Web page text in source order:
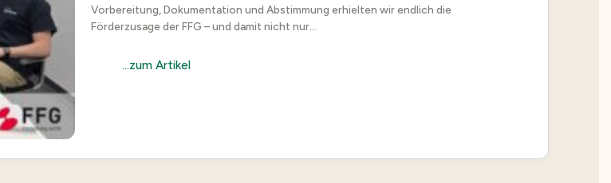
Vorbereitung, Dokumentation und Abstimmung erhielten wir endlich die
Förderzusage der FFG – und damit nicht nur...
...zum Artikel